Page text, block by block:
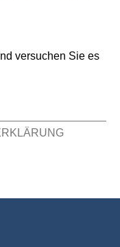
versuchen Sie es